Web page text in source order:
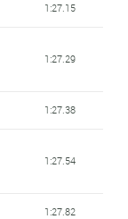
1:27.15
1:27.29
1:27.38
1:27.54
1:27.82